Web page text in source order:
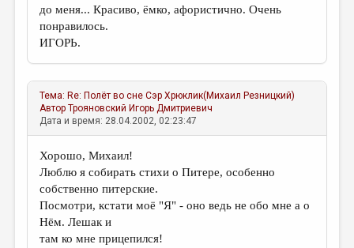
до меня... Красиво, ёмко, афористично. Очень
понравилось.
ИГОРЬ.
Тема: Re: Полёт во сне Сэр Хрюклик(Михаил Резницкий)
АвторТрояновский Игорь Дмитриевич
Дата и время: 28.04.2002, 02:23:47
Хорошо, Михаил!
Люблю я собирать стихи о Питере, особенно
собственно питерские.
Посмотри, кстати моё "Я" - оно ведь не обо мне а о
Нём. Лешак и
там ко мне прицепился!